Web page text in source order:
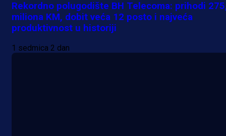
Rekordno polugodište BH Telecoma: prihodi
miliona KM, dobit veća 12 posto i najveća
produktivnost u historiji
1 sedmica 2 dan